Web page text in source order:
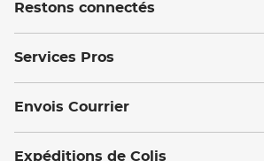
Restons connectés
Services Pros
Envois Courrier
Expéditions de Colis